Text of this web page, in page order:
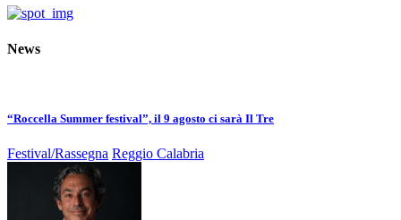
News
“Roccella Summer festival”, il 9 agosto ci sarà Il Tre
Festival/Rassegna Reggio Calabria